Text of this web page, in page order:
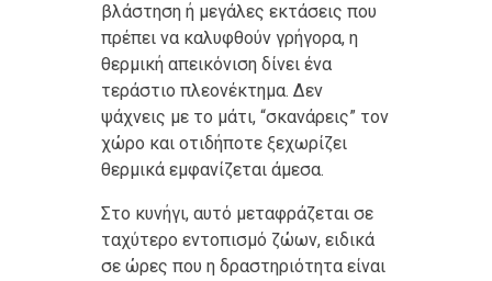
βλάστηση ή μεγάλες εκτάσεις που
πρέπει να καλυφθούν γρήγορα, η
θερμική απεικόνιση δίνει ένα
τεράστιο πλεονέκτημα. Δεν
ψάχνεις με το μάτι, “σκανάρεις” τον
χώρο και οτιδήποτε ξεχωρίζει
θερμικά εμφανίζεται άμεσα.
Στο κυνήγι, αυτό μεταφράζεται σε
ταχύτερο εντοπισμό ζώων, ειδικά
σε ώρες που η δραστηριότητα είναι